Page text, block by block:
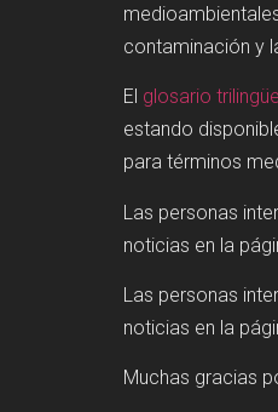
contaminación y
El glosario trilingüe
estando
para términos
Las personas
noticias en la
Las personas
noticias en la
Muchas gracias